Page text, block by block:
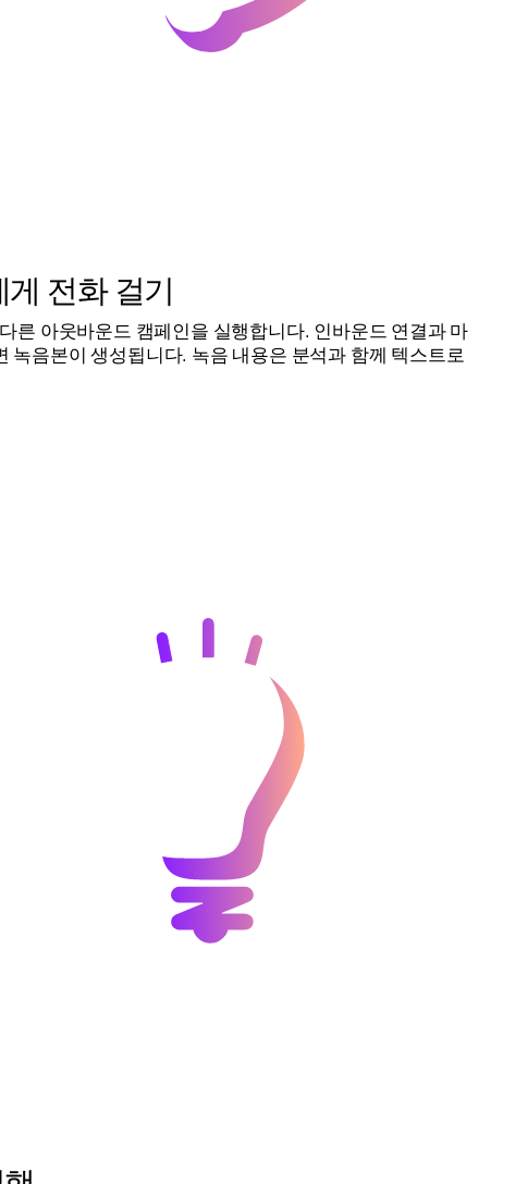
전화 걸기
른 아웃바운드 캠페인을 실행합니다. 인바운드 연결과 마
녹음본이 생성됩니다. 녹음 내용은 분석과 함께 텍스트로